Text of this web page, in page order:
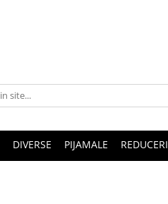
DIVERSE PIJAMALE REDUCERI